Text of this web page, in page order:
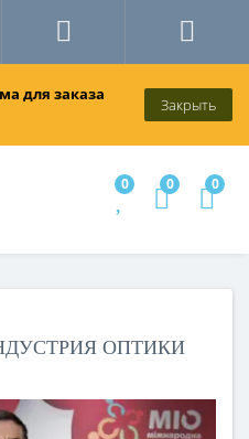
для заказа
Закрыть
0 0 0
ОПТИКИ